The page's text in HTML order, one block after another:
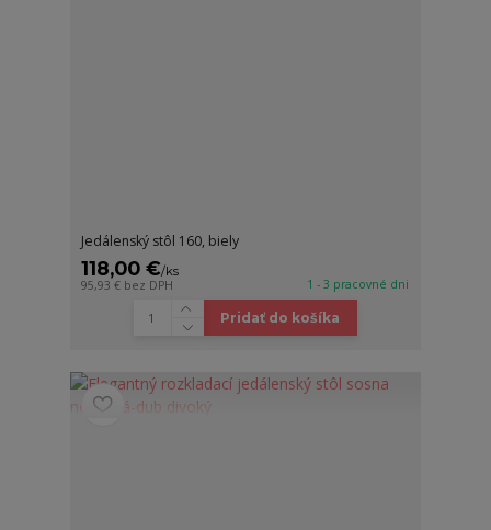
Jedálenský stôl 160, biely
118,00 €/ks
95,93 € bez DPH 1 - 3 pracovné dni
Pridať do košíka